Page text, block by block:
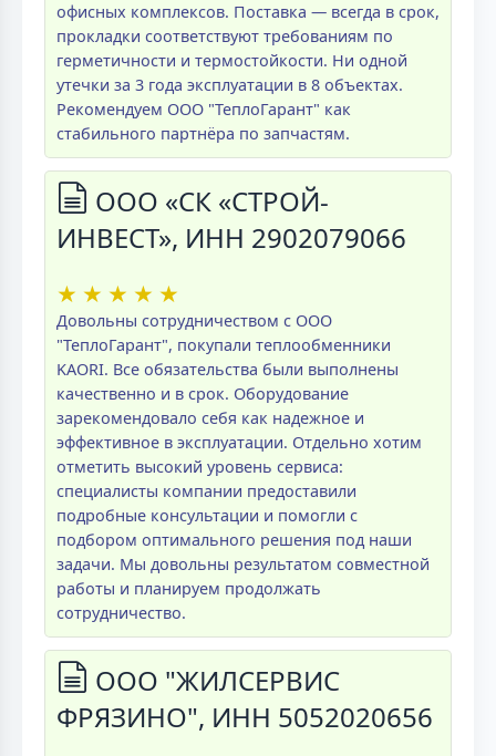
офисных комплексов. Поставка — всегда в срок,
прокладки соответствуют требованиям по
герметичности и термостойкости. Ни одной
утечки за 3 года эксплуатации в 8 объектах.
Рекомендуем ООО "ТеплоГарант" как
стабильного партнёра по запчастям.
ООО «СК «СТРОЙ-
ИНВЕСТ», ИНН 2902079066
★ ★ ★ ★ ★
Довольны сотрудничеством с ООО
"ТеплоГарант", покупали теплообменники
KAORI. Все обязательства были выполнены
качественно и в срок. Оборудование
зарекомендовало себя как надежное и
эффективное в эксплуатации. Отдельно хотим
отметить высокий уровень сервиса:
специалисты компании предоставили
подробные консультации и помогли с
подбором оптимального решения под наши
задачи. Мы довольны результатом совместной
работы и планируем продолжать
сотрудничество.
ООО "ЖИЛСЕРВИС
ФРЯЗИНО", ИНН 5052020656